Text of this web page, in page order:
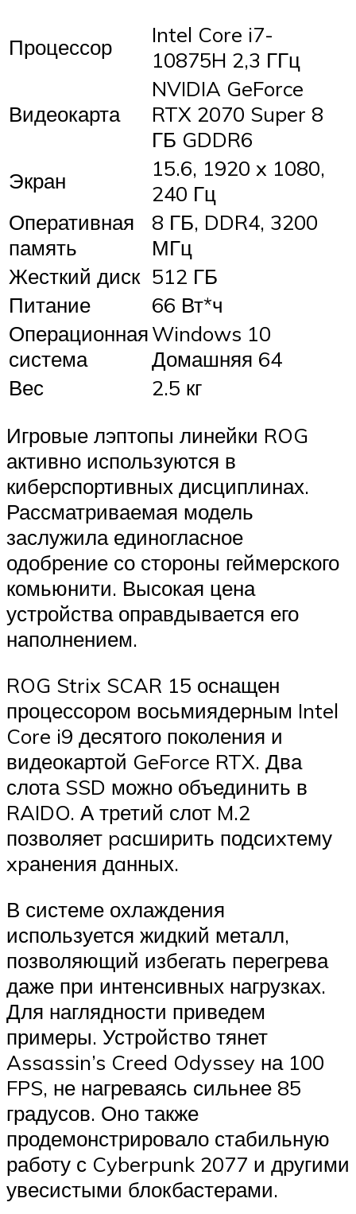
Процессор
Intel Core i7-
10875H 2,3 ГГц
Видеокарта
NVIDIA GeForce
RTX 2070 Super 8
ГБ GDDR6
Экран
15.6, 1920 x 1080,
240 Гц
Оперативная
память
8 ГБ, DDR4, 3200
МГц
Жесткий диск 512 ГБ
Питание
66 Вт*ч
Операционная
система
Windows 10
Домашняя 64
Вес
2.5 кг
Игровые лэптопы линейки ROG
активно используются в
киберспортивных дисциплинах.
Рассматриваемая модель
заслужила единогласное
одобрение со стороны геймерского
комьюнити. Высокая цена
устройства оправдывается его
наполнением.
ROG Strix SCAR 15 оснащен
процессором восьмиядерным Intel
Core i9 десятого поколения и
видеокартой GeForce RTX. Два
слота SSD можно объединить в
RAIDO. А третий слот M.2
позволяет paсширить подсиxтему
xpанения дaнных.
В системе охлаждения
используется жидкий металл,
позволяющий избегать перегрева
даже при интенсивных нагрузках.
Для наглядности приведем
примеры. Устройство тянет
Assassin’s Creed Odyssey на 100
FPS, не нагреваясь сильнее 85
градусов. Оно также
продемонстрировало стабильную
работу с Cyberpunk 2077 и другими
увесистыми блокбастерами.